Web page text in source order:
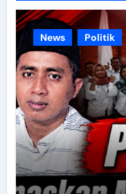
News Politik